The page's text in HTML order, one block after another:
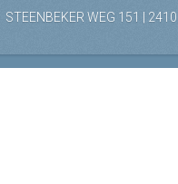
STEENBEKER WEG 151 |